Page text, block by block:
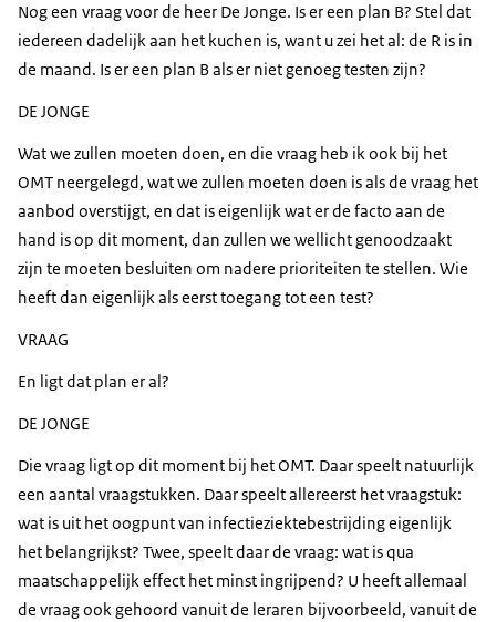
Nog een vraag voor de heer De Jonge. Is er een plan B? Stel dat
iedereen dadelijk aan het kuchen is, want u zei het al: de R is in
de maand. Is er een plan B als er niet genoeg testen zijn?
DE JONGE
Wat we zullen moeten doen, en die vraag heb ik ook bij het
OMT neergelegd, wat we zullen moeten doen is als de vraag het
aanbod overstijgt, en dat is eigenlijk wat er de facto aan de
hand is op dit moment, dan zullen we wellicht genoodzaakt
zijn te moeten besluiten om nadere prioriteiten te stellen. Wie
heeft dan eigenlijk als eerst toegang tot een test?
VRAAG
En ligt dat plan er al?
DE JONGE
Die vraag ligt op dit moment bij het OMT. Daar speelt natuurlijk
een aantal vraagstukken. Daar speelt allereerst het vraagstuk:
wat is uit het oogpunt van infectieziektebestrijding eigenlijk
het belangrijkst? Twee, speelt daar de vraag: wat is qua
maatschappelijk effect het minst ingrijpend? U heeft allemaal
de vraag ook gehoord vanuit de leraren bijvoorbeeld, vanuit de